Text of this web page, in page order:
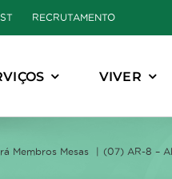
RECRUTAMENTO
VIVER
Membros Mesas (07) AR-8 –